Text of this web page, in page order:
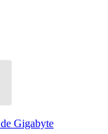
Gigabyte